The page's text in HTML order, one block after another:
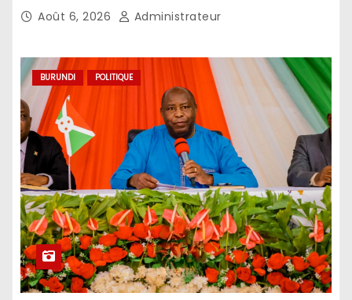
Août 6, 2026 Administrateur
BURUNDI POLITIQUE